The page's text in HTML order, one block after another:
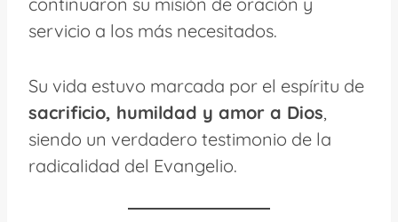
servicio a los más necesitados.
Su vida estuvo marcada por el espíritu de
sacrificio, humildad y amor a Dios,
siendo un verdadero testimonio de la
radicalidad del Evangelio.